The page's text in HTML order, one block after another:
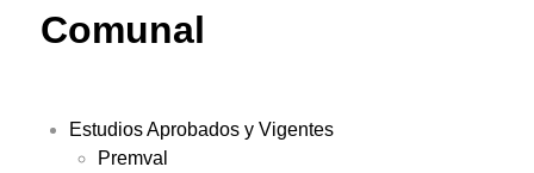
Comunal
Estudios Aprobados y Vigentes
Premval